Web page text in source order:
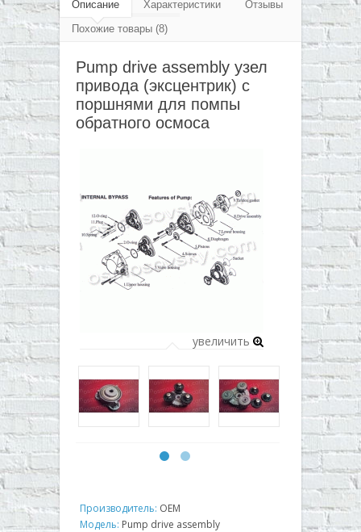
▼
осмоса
Описание Характеристики
Отзывы
Похожие товары (8)
Pump drive assembly узел
привода (эксцентрик) с
поршнями для помпы
обратного осмоса
увеличить
Производитель: OEM
Модель: Pump drive assembly